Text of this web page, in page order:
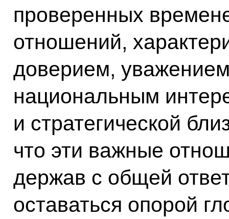
проверенных
отношений,
доверием,
национальным
и стратегической
что эти важные
держав с общей
оставаться опорой